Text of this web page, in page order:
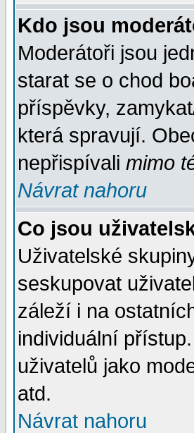
Kdo jsou
Moderátoři jsou
starat se o chod
příspěvky,
která spravují.
nepřispívali mimo
Návrat nahoru
Co jsou
Uživatelské
seskupovat
záleží i na
individuální
uživatelů jako
atd.
Návrat nahoru